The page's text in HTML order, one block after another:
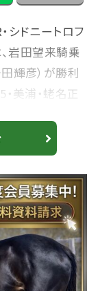
シドニートロフ
、岩田望来騎乗
田輝彦）が勝利
美浦・蛯名正
で西村淳也騎
）は8着、2番人
4・美浦・蛯名
し切り 岩田望